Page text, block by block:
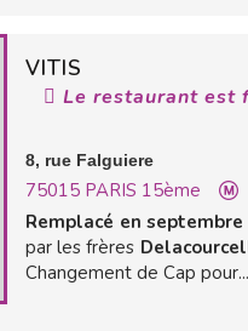
VITIS
Le restaurant est
8, rue Falguiere
75015 PARIS 15ème
Remplacé en
par les frères
Changement de Cap pour...